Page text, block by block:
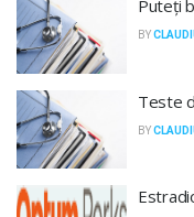
Puteți
BY
Teste
BY